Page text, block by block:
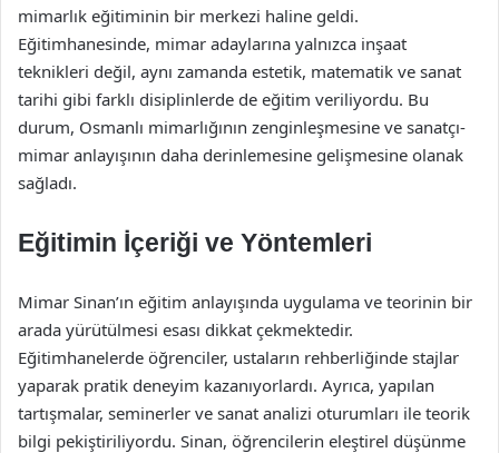
mimarlık eğitiminin bir merkezi haline geldi.
Eğitimhanesinde, mimar adaylarına yalnızca inşaat
teknikleri değil, aynı zamanda estetik, matematik ve sanat
tarihi gibi farklı disiplinlerde de eğitim veriliyordu. Bu
durum, Osmanlı mimarlığının zenginleşmesine ve sanatçı-
mimar anlayışının daha derinlemesine gelişmesine olanak
sağladı.
Eğitimin İçeriği ve Yöntemleri
Mimar Sinan’ın eğitim anlayışında uygulama ve teorinin bir
arada yürütülmesi esası dikkat çekmektedir.
Eğitimhanelerde öğrenciler, ustaların rehberliğinde stajlar
yaparak pratik deneyim kazanıyorlardı. Ayrıca, yapılan
tartışmalar, seminerler ve sanat analizi oturumları ile teorik
bilgi pekiştiriliyordu. Sinan, öğrencilerin eleştirel düşünme